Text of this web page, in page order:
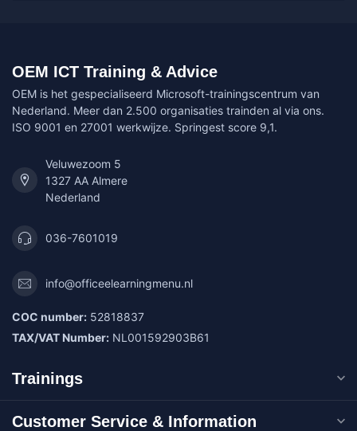
OEM ICT Training & Advice
OEM is het gespecialiseerd Microsoft-trainingscentrum van
Nederland. Meer dan 2.500 organisaties trainden al via ons.
ISO 9001 en 27001 werkwijze. Springest score 9,1.
Veluwezoom 5
1327 AA Almere
Nederland
036-7601019
info@officeelearningmenu.nl
COC number: 52818837
TAX/VAT Number: NL001592903B61
Trainings
Customer Service & Information